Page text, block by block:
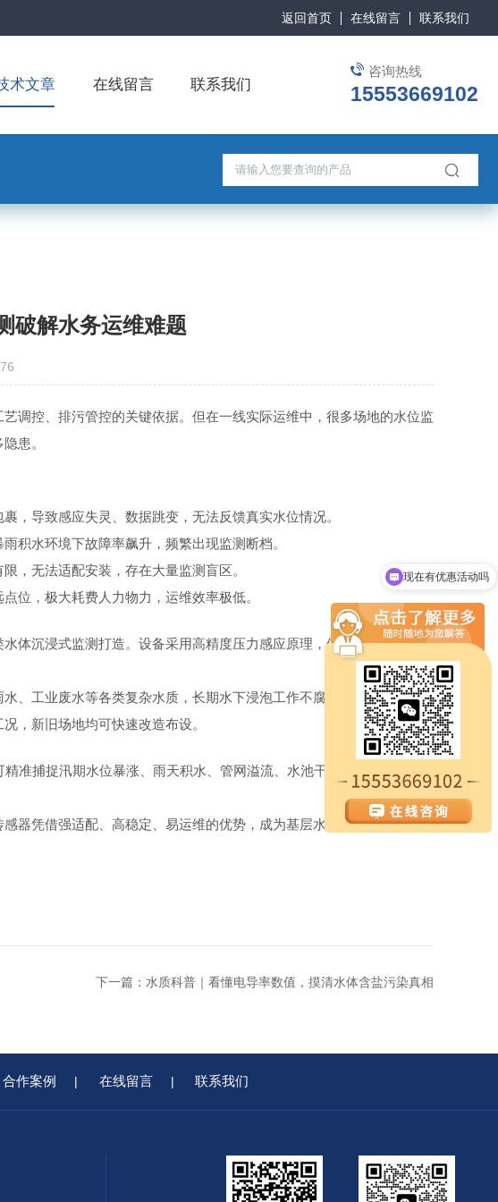
返回首页 在线留言 联系我们
咨询热线
15553669102
术文章 在线留言 联系我们
破解水务运维难题
调控、排污管控的关键依据。但在一线实际运维中，很多场地的水位监
患。
，导致感应失灵、数据跳变，无法反馈真实水位情况。
积水环境下故障率飙升，频繁出现监测断档。
，无法适配安装，存在大量监测盲区。
位，极大耗费人力物力，运维效率极低。
体沉浸式监测打造。设备采用高精度压力感应原理，依托水压变化精准
、工业废水等各类复杂水质，长期水下浸泡工作不腐蚀、不失效。相较
，新旧场地均可快速改造布设。
准捕捉汛期水位暴涨、雨天积水、管网溢流、水池干池等异常情况，
器凭借强适配、高稳定、易运维的优势，成为基层水利、环保水务常态
下一篇： 水质科普｜看懂电导率数值，摸清水体含盐污染真相
合作案例 | 在线留言 | 联系我们
现在有优惠活动吗